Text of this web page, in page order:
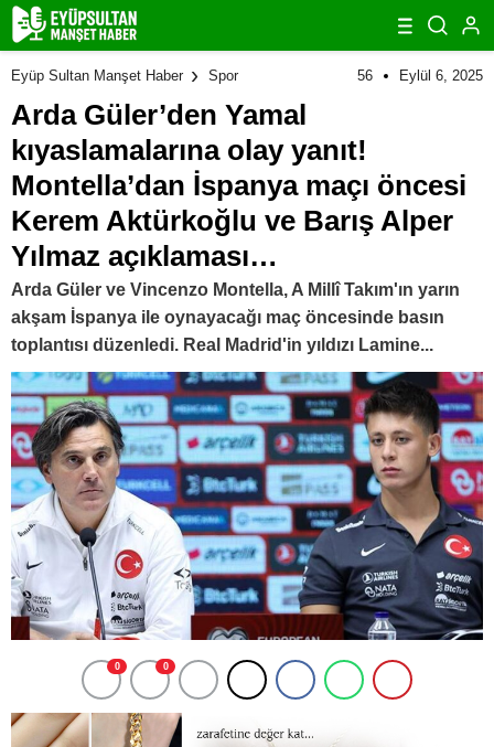
Barış Alper Yılmaz açıklaması…
Eyüp Sultan Manşet Haber Spor 56 Eylül 6, 2025
Arda Güler’den Yamal
kıyaslamalarına olay yanıt!
Montella’dan İspanya maçı öncesi
Kerem Aktürkoğlu ve Barış Alper
Yılmaz açıklaması…
Arda Güler ve Vincenzo Montella, A Millî Takım'ın yarın
akşam İspanya ile oynayacağı maç öncesinde basın
toplantısı düzenledi. Real Madrid'in yıldızı Lamine...
0 0